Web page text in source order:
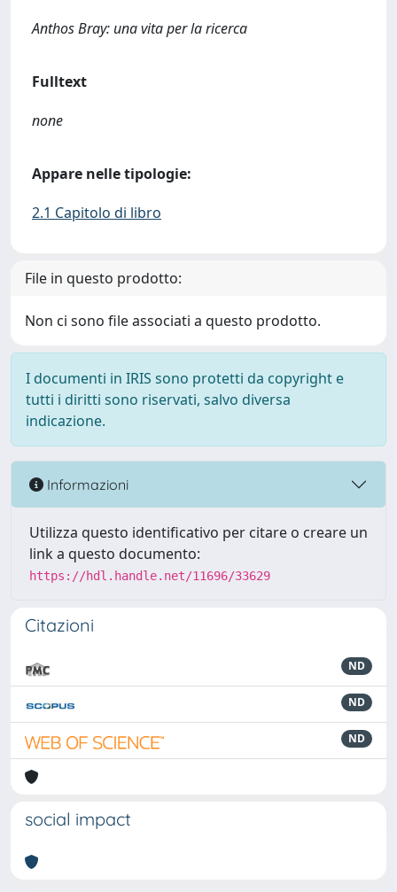
Anthos Bray: una vita per la ricerca
Fulltext
none
Appare nelle tipologie:
2.1 Capitolo di libro
File in questo prodotto:
Non ci sono file associati a questo prodotto.
I documenti in IRIS sono protetti da copyright e
tutti i diritti sono riservati, salvo diversa
indicazione.
Informazioni
Utilizza questo identificativo per citare o creare un
link a questo documento:
https://hdl.handle.net/11696/33629
Citazioni
ND
ND
ND
social impact